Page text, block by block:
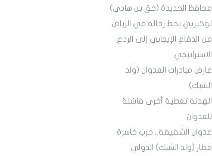
محافظ الحديدة (حق بن هادي)
لوكيربي يحط رحاله في الرياض
من الدفاع الإيجابي إلى الردع
الاستراتيجي
عارض مبادرات العدوان (ولد
الشيك)
الهدنة تغطية أخرى فاشلة
للعدوان
عدوان الشقيقة.. حرب خاسرة
مطار (ولد الشيك) الدولي